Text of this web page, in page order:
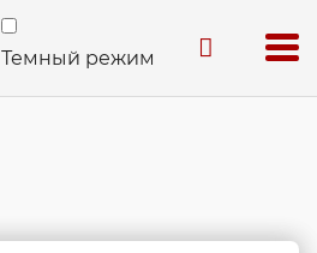
Темный режим